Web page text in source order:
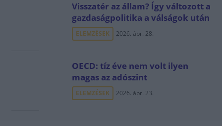
Visszatér az állam? Így változott a
gazdaságpolitika a válságok után
ELEMZÉSEK 2026. ápr. 28.
OECD: tíz éve nem volt ilyen
magas az adószint
ELEMZÉSEK 2026. ápr. 23.